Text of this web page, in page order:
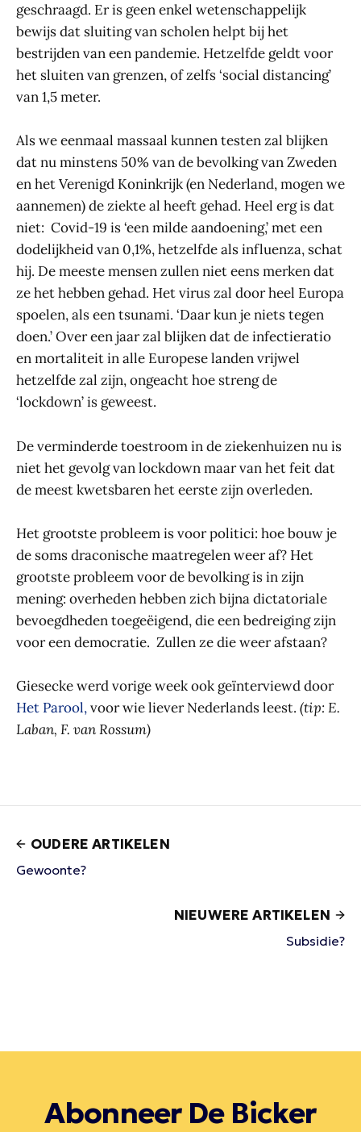
geschraagd. Er is geen enkel wetenschappelijk
bewijs dat sluiting van scholen helpt bij het
bestrijden van een pandemie. Hetzelfde geldt voor
het sluiten van grenzen, of zelfs ‘social distancing’
van 1,5 meter.
Als we eenmaal massaal kunnen testen zal blijken
dat nu minstens 50% van de bevolking van Zweden
en het Verenigd Koninkrijk (en Nederland, mogen we
aannemen) de ziekte al heeft gehad. Heel erg is dat
niet: Covid-19 is ‘een milde aandoening,’ met een
dodelijkheid van 0,1%, hetzelfde als influenza, schat
hij. De meeste mensen zullen niet eens merken dat
ze het hebben gehad. Het virus zal door heel Europa
spoelen, als een tsunami. ‘Daar kun je niets tegen
doen.’ Over een jaar zal blijken dat de infectieratio
en mortaliteit in alle Europese landen vrijwel
hetzelfde zal zijn, ongeacht hoe streng de
‘lockdown’ is geweest.
De verminderde toestroom in de ziekenhuizen nu is
niet het gevolg van lockdown maar van het feit dat
de meest kwetsbaren het eerste zijn overleden.
Het grootste probleem is voor politici: hoe bouw je
de soms draconische maatregelen weer af? Het
grootste probleem voor de bevolking is in zijn
mening: overheden hebben zich bijna dictatoriale
bevoegdheden toegeëigend, die een bedreiging zijn
voor een democratie. Zullen ze die weer afstaan?
Giesecke werd vorige week ook geïnterviewd door
Het Parool,voor wie liever Nederlands leest. (tip: E.
Laban, F. van Rossum)
OUDERE ARTIKELEN
Gewoonte?
NIEUWERE ARTIKELEN
Subsidie?
Abonneer De Bicker